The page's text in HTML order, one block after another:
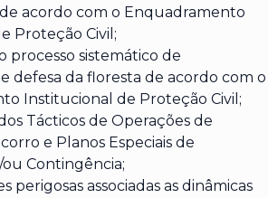
acordo com o Enquadramento
Proteção Civil;
processo sistemático de
defesa da floresta de acordo com o
Institucional de Proteção Civil;
Tácticos de Operações de
e Planos Especiais de
Contingência;
perigosas associadas as dinâmicas